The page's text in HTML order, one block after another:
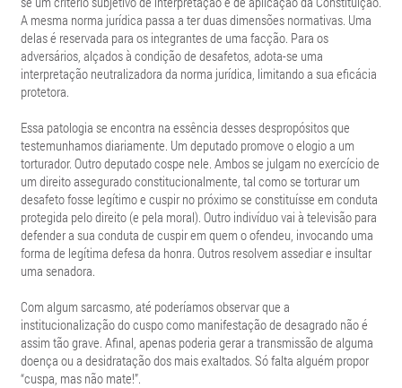
A mesma norma jurídica passa a ter duas dimensões normativas. Uma
delas é reservada para os integrantes de uma facção. Para os
adversários, alçados à condição de desafetos, adota-se uma
interpretação neutralizadora da norma jurídica, limitando a sua eficácia
protetora.
Essa patologia se encontra na essência desses despropósitos que
testemunhamos diariamente. Um deputado promove o elogio a um
torturador. Outro deputado cospe nele. Ambos se julgam no exercício de
um direito assegurado constitucionalmente, tal como se torturar um
desafeto fosse legítimo e cuspir no próximo se constituísse em conduta
protegida pelo direito (e pela moral). Outro indivíduo vai à televisão para
defender a sua conduta de cuspir em quem o ofendeu, invocando uma
forma de legítima defesa da honra. Outros resolvem assediar e insultar
uma senadora.
Com algum sarcasmo, até poderíamos observar que a
institucionalização do cuspo como manifestação de desagrado não é
assim tão grave. Afinal, apenas poderia gerar a transmissão de alguma
doença ou a desidratação dos mais exaltados. Só falta alguém propor
“cuspa, mas não mate!”.